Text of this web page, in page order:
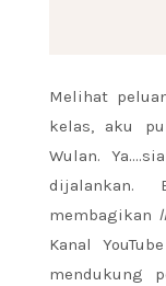
Melihat
kelas, aku
Wulan.
membagikan
Kanal
mendukung